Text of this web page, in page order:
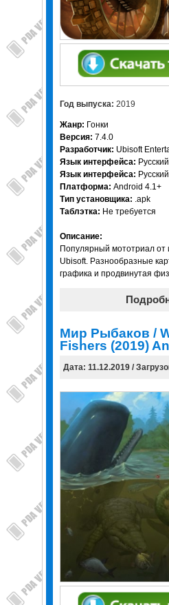
Год выпуска: 2019
Жанр: Гонки
Версия: 7.4.0
Разработчик: Ubisoft
Язык интерфейса: Русский
Язык интерфейса: Русский
Платформа: Android 4.1+
Тип установщика: .apk
Таблэтка: Не требуется
Описание:
Популярный мототриал от
Ubisoft. Разнообразные
графика и продвинутая
Мир Рыбаков /
Fishers (2019)
Дата: 11.12.2019 /